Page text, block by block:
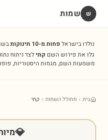
שׁ שמות
נולדו בישראל פחות מ-10 תינוקות
גלו את פירוש השם קתילצד ניתוח
משמעות השם, מגמות היסטוריות,
בית מחולל השמות קתי
💎